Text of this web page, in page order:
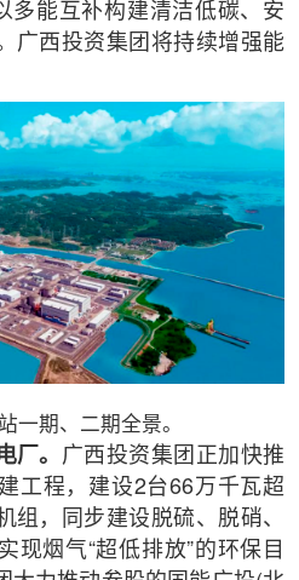
多能互补构建清洁低碳、安
广西投资集团将持续增强能
一期、二期全景。
厂。 广西投资集团正加快推
工程，建设2台66万千瓦超
组，同步建设脱硫、脱硝、
现烟气“超低排放”的环保目